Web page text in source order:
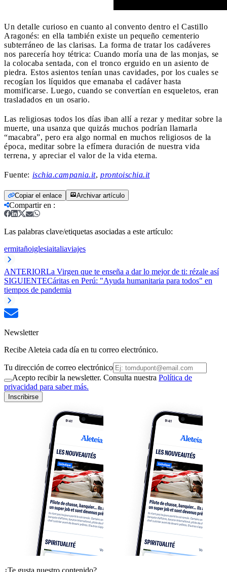
Un detalle curioso en cuanto al convento dentro el Castillo
Aragonés: en ella también existe un pequeño cementerio
subterráneo de las clarisas. La forma de tratar los cadáveres
nos parecería hoy tétrica: Cuando moría una de las monjas, se
la colocaba sentada, con el tronco erguido en un asiento de
piedra. Estos asientos tenían unas cavidades, por los cuales se
recogían los líquidos que emanaba el cadáver hasta
momificarse. Luego, cuando se convertían en esqueletos, eran
trasladados en un osario.
Las religiosas todos los días iban allí a rezar y meditar sobre la
muerte, una usanza que quizás muchos podrían llamarla
“macabra”, pero era algo normal en muchos religiosos de la
época, meditar sobre la efímera duración de nuestra vida
terrena, y apreciar el valor de la vida eterna.
Fuente: ischia.campania.it, prontoischia.it
Copiar el enlace Archivar artículo
Compartir en :
Las palabras clave/etiquetas asociadas a este artículo:
ermitañoiglesiaitaliaviajes
ANTERIORLa Virgen que te enseña a dar lo mejor de ti: rézale así
SIGUIENTECáritas en Perú: "Ayuda humanitaria para todos" en
tiempos de pandemia
Newsletter
Recibe Aleteia cada día en tu correo electrónico.
Tu dirección de correo electrónico
Acepto recibir la newsletter. Consulta nuestra Política de
privacidad para saber más.
Inscribirse
¿Te gusta nuestro contenido?